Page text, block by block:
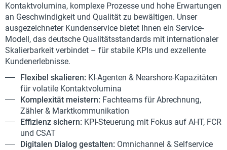
Kontaktvolumina, komplexe Prozesse und hohe Erwartungen
an Geschwindigkeit und Qualität zu bewältigen. Unser
ausgezeichneter Kundenservice bietet Ihnen ein Service-
Modell, das deutsche Qualitätsstandards mit internationaler
Skalierbarkeit verbindet – für stabile KPIs und exzellente
Kundenerlebnisse.
Flexibel skalieren: KI-Agenten & Nearshore-Kapazitäten
für volatile Kontaktvolumina
Komplexität meistern: Fachteams für Abrechnung,
Zähler & Marktkommunikation
Effizienz sichern: KPI-Steuerung mit Fokus auf AHT, FCR
und CSAT
Digitalen Dialog gestalten: Omnichannel & Selfservice